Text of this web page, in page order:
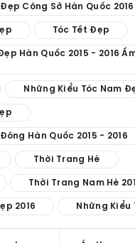
Công Sở Hàn Quốc 2016
Tóc Tết Đẹp
Hàn Quốc 2015 - 2016
Những Kiểu Tóc Nam
Hàn Quốc 2015 - 2016
Thời Trang Hè
Thời Trang Nam Hè
2016 Những Kiểu